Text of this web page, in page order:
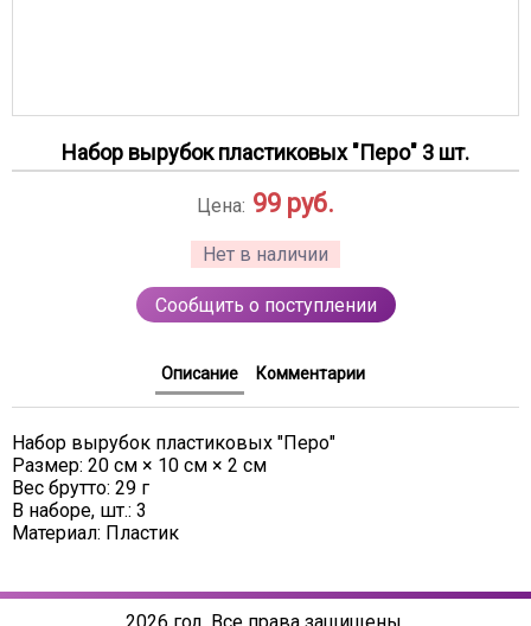
Набор вырубок пластиковых "Перо" 3 шт.
Нет в наличии
Цена: 99 руб.
Сообщить о поступлении
Описание Комментарии
Набор вырубок пластиковых "Перо"
Размер: 20 см × 10 см × 2 см
Вес брутто: 29 г
В наборе, шт.: 3
Материал: Пластик